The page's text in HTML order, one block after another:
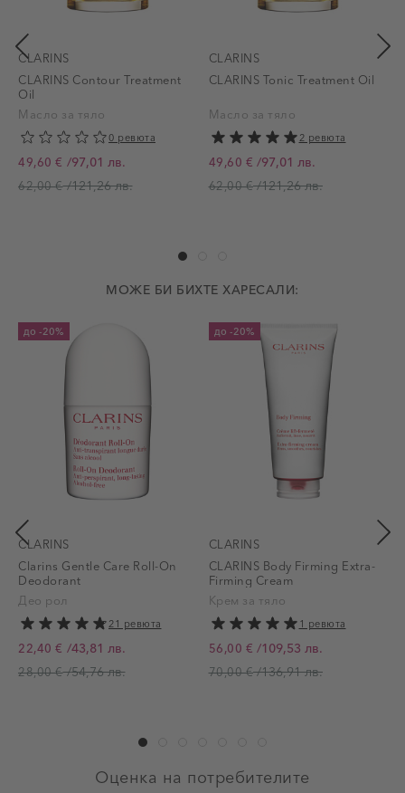
CLARINS
CLARINS Contour Treatment
Oil
Масло за тяло
0 ревюта
Промо цена
49,60 € /97,01 лв.
62,00 €/121,26 лв.
CLARINS
CLARINS Tonic Treatment Oil
Масло за тяло
2 ревюта
Промо цена
49,60 € /97,01 лв.
62,00 €/121,26 лв.
МОЖЕ БИ БИХТЕ ХАРЕСАЛИ:
до -20%
CLARINS
Clarins Gentle Care Roll-On
Deodorant
Део рол
21 ревюта
Промо цена
22,40 € /43,81 лв.
28,00 €/54,76 лв.
до -20%
CLARINS
CLARINS Body Firming Extra-
Firming Cream
Крем за тяло
1 ревюта
Промо цена
56,00 € /109,53 лв.
70,00 €/136,91 лв.
Оценка на потребителите